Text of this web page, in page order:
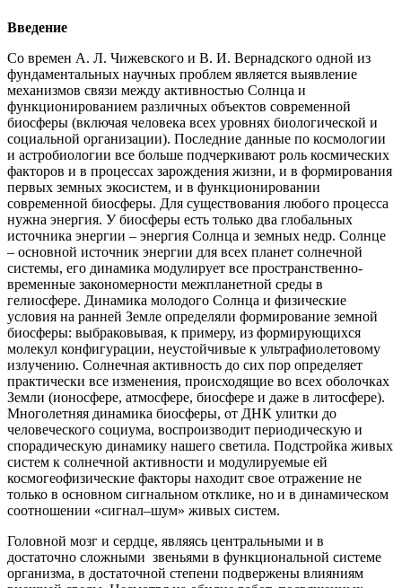
Введение
Со времен А. Л. Чижевского и В. И. Вернадского одной из
фундаментальных научных проблем является выявление
механизмов связи между активностью Солнца и
функционированием различных объектов современной
биосферы (включая человека всех уровнях биологической и
социальной организации). Последние данные по космологии
и астробиологии все больше подчеркивают роль космических
факторов и в процессах зарождения жизни, и в формирования
первых земных экосистем, и в функционировании
современной биосферы. Для существования любого процесса
нужна энергия. У биосферы есть только два глобальных
источника энергии – энергия Солнца и земных недр. Солнце
– основной источник энергии для всех планет солнечной
системы, его динамика модулирует все пространственно-
временные закономерности межпланетной среды в
гелиосфере. Динамика молодого Солнца и физические
условия на ранней Земле определяли формирование земной
биосферы: выбраковывая, к примеру, из формирующихся
молекул конфигурации, неустойчивые к ультрафиолетовому
излучению. Солнечная активность до сих пор определяет
практически все изменения, происходящие во всех оболочках
Земли (ионосфере, атмосфере, биосфере и даже в литосфере).
Многолетняя динамика биосферы, от ДНК улитки до
человеческого социума, воспроизводит периодическую и
спорадическую динамику нашего светила. Подстройка живых
систем к солнечной активности и модулируемые ей
космогеофизические факторы находит свое отражение не
только в основном сигнальном отклике, но и в динамическом
соотношении «сигнал–шум» живых систем.
Головной мозг и сердце, являясь центральными и в
достаточно сложными звеньями в функциональной системе
организма, в достаточной степени подвержены влияниям